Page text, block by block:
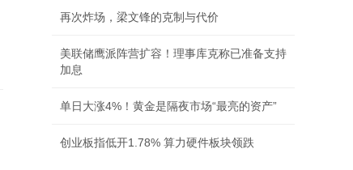
再次炸场，梁文锋的克制与代价
美联储鹰派阵营扩容！理事库克称已准备支持
加息
单日大涨4%！黄金是隔夜市场“最亮的资产”
创业板指低开1.78% 算力硬件板块领跌